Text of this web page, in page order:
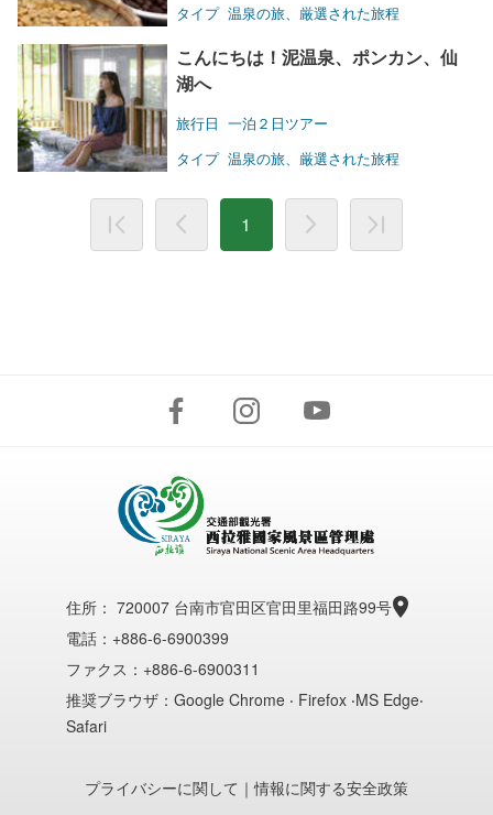
タイプ 温泉の旅、厳選された旅程
こんにちは！泥温泉、ポンカン、仙
湖へ
旅行日 一泊２日ツアー
タイプ 温泉の旅、厳選された旅程
1
住所： 720007 台南市官田区官田里福田路99号
電話：+886-6-6900399
ファクス：+886-6-6900311
推奨ブラウザ：Google Chrome ‧ Firefox ‧MS Edge‧
Safari
プライバシーに関して ｜情報に関する安全政策